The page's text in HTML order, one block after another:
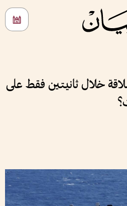
خلال ثانيتين فقط على